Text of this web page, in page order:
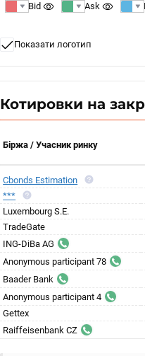
Bid Ask
Показати логотип
Котировки на
Біржа / Учасник ринку
Cbonds Estimation
***
Luxembourg S.E.
TradeGate
ING-DiBa AG
Anonymous participant 78
Baader Bank
Anonymous participant 4
Gettex
Raiffeisenbank CZ